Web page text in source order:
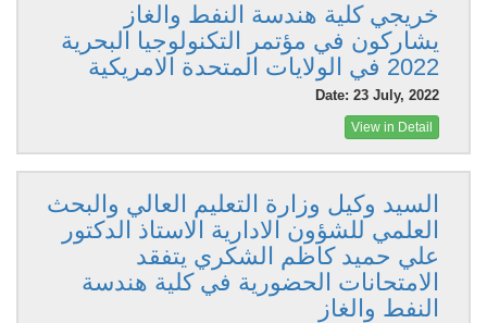
خريجي كلية هندسة النفط والغاز
يشاركون في مؤتمر التكنولوجيا البحرية
2022 في الولايات المتحدة الامريكية
Date: 23 July, 2022
View in Detail
السيد وكيل وزارة التعليم العالي والبحث
العلمي للشؤون الادارية الاستاذ الدكتور
علي حميد كاظم الشكري يتفقد
الامتحانات الحضورية في كلية هندسة
النفط والغاز